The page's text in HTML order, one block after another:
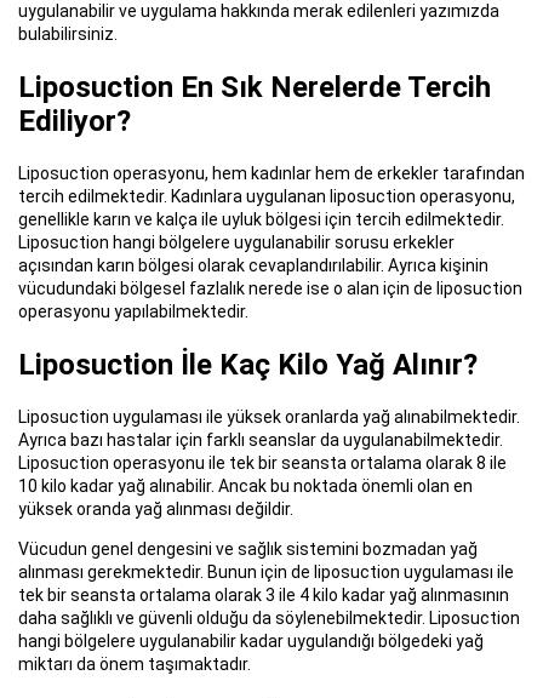
uygulanabilir ve uygulama hakkında merak edilenleri yazımızda
bulabilirsiniz.
Liposuction En Sık Nerelerde Tercih
Ediliyor?
Liposuction operasyonu, hem kadınlar hem de erkekler tarafından
tercih edilmektedir. Kadınlara uygulanan liposuction operasyonu,
genellikle karın ve kalça ile uyluk bölgesi için tercih edilmektedir.
Liposuction hangi bölgelere uygulanabilir sorusu erkekler
açısından karın bölgesi olarak cevaplandırılabilir. Ayrıca kişinin
vücudundaki bölgesel fazlalık nerede ise o alan için de liposuction
operasyonu yapılabilmektedir.
Liposuction İle Kaç Kilo Yağ Alınır?
Liposuction uygulaması ile yüksek oranlarda yağ alınabilmektedir.
Ayrıca bazı hastalar için farklı seanslar da uygulanabilmektedir.
Liposuction operasyonu ile tek bir seansta ortalama olarak 8 ile
10 kilo kadar yağ alınabilir. Ancak bu noktada önemli olan en
yüksek oranda yağ alınması değildir.
Vücudun genel dengesini ve sağlık sistemini bozmadan yağ
alınması gerekmektedir. Bunun için de liposuction uygulaması ile
tek bir seansta ortalama olarak 3 ile 4 kilo kadar yağ alınmasının
daha sağlıklı ve güvenli olduğu da söylenebilmektedir. Liposuction
hangi bölgelere uygulanabilir kadar uygulandığı bölgedeki yağ
miktarı da önem taşımaktadır.